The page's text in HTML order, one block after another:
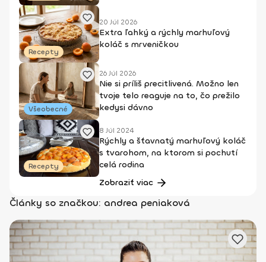
Recepty
20 Júl 2026
Extra ľahký a rýchly marhuľový
koláč s mrveničkou
Všeobecné
26 Júl 2026
Nie si príliš precitlivená. Možno len
tvoje telo reaguje na to, čo prežilo
kedysi dávno
Recepty
8 Júl 2024
Rýchly a šťavnatý marhuľový koláč
s tvarohom, na ktorom si pochutí
celá rodina
Zobraziť viac
Články so značkou: andrea peniaková